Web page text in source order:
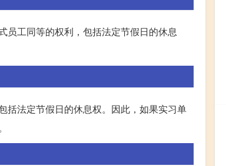
员工同等的权利，包括法定节假日的休息
括法定节假日的休息权。因此，如果实习单